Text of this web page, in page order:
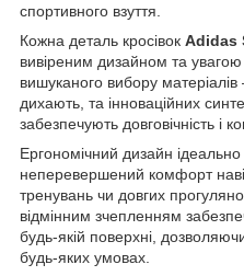
спортивного взуття.
Кожна деталь кросівок Adidas
вивіреним дизайном та
вишуканого вибору
дихають, та інноваційних
забезпечують довговічність і
Ергономічний дизайн
неперевершений комфорт
тренувань чи довгих
відмінним зчепленням
будь-якій поверхні,
будь-яких умовах.